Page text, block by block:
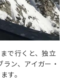
で行くと、独立
ン、アイガー・
す。